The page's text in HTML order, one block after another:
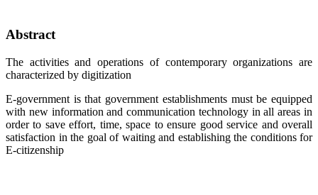
Abstract
The activities and operations of contemporary organizations are
characterized by digitization
E-government is that government establishments must be equipped
with new information and communication technology in all areas in
order to save effort, time, space to ensure good service and overall
satisfaction in the goal of waiting and establishing the conditions for
E-citizenship